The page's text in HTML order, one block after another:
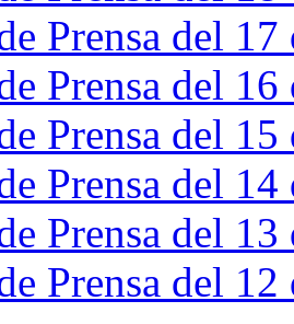
Prensa del
Prensa del
Prensa del
Prensa del
Prensa del
Prensa del